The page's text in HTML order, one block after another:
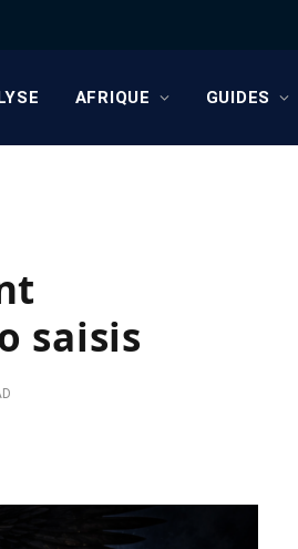
AFRIQUE GUIDES
saisis